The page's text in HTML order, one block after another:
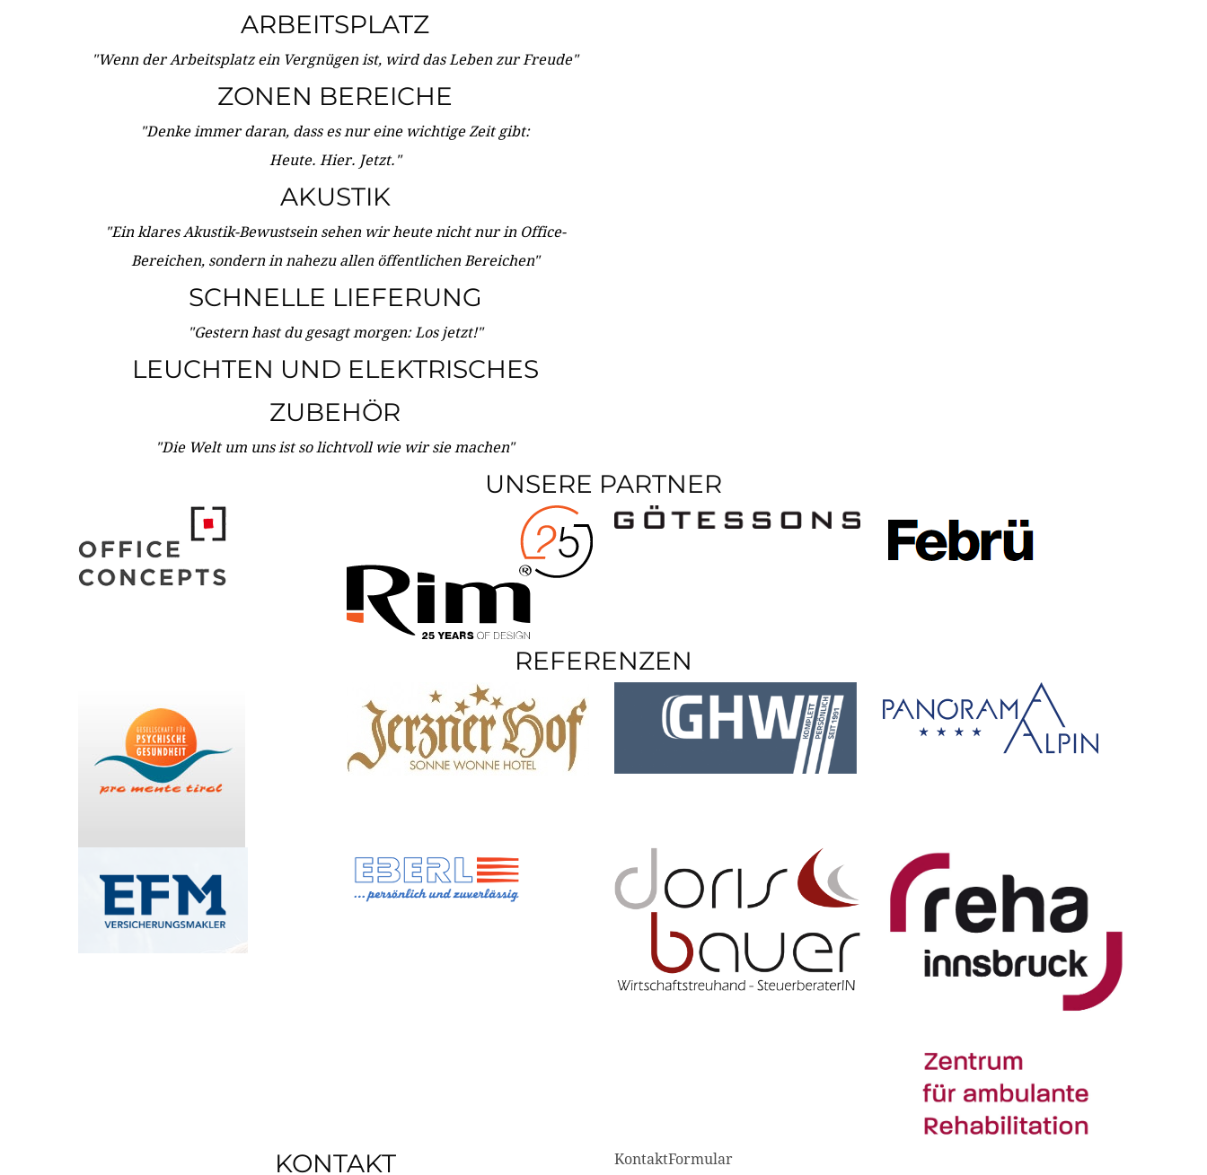
ARBEITSPLATZ
"Wenn der Arbeitsplatz ein Vergnügen ist, wird das Leben zur Freude"
ZONEN BEREICHE
"Denke immer daran, dass es nur eine wichtige Zeit gibt:
Heute. Hier. Jetzt."
AKUSTIK
"Ein klares Akustik-Bewustsein sehen wir heute nicht nur in Office-
Bereichen, sondern in nahezu allen öffentlichen Bereichen"
SCHNELLE LIEFERUNG
"Gestern hast du gesagt morgen: Los jetzt!"
LEUCHTEN UND ELEKTRISCHES
ZUBEHÖR
"Die Welt um uns ist so lichtvoll wie wir sie machen"
UNSERE PARTNER
REFERENZEN
KONTAKT KontaktFormular